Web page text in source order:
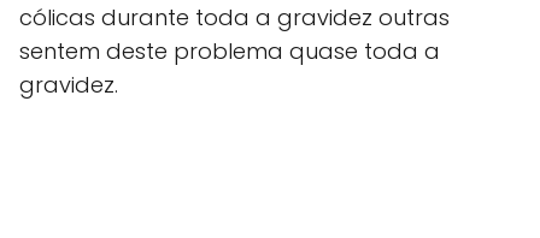
cólicas durante toda a gravidez outras
sentem deste problema quase toda a
gravidez.